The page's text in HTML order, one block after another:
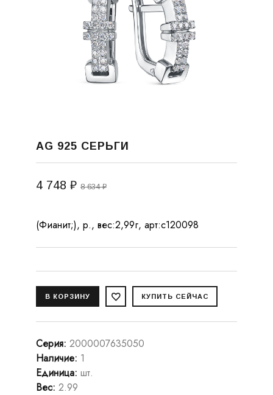
AG 925 СЕРЬГИ
4 748 ₽ 8 634 ₽
(Фианит;), р., вес:2,99г, арт:с120098
Серия: 2000007635050
Наличие: 1
Единица: шт.
Вес: 2.99